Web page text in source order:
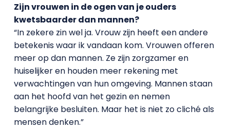
Zijn vrouwen in de ogen van je ouders
kwetsbaarder dan mannen?
“In zekere zin wel ja. Vrouw zijn heeft een andere
betekenis waar ik vandaan kom. Vrouwen offeren
meer op dan mannen. Ze zijn zorgzamer en
huiselijker en houden meer rekening met
verwachtingen van hun omgeving. Mannen staan
aan het hoofd van het gezin en nemen
belangrijke besluiten. Maar het is niet zo cliché als
mensen denken.”